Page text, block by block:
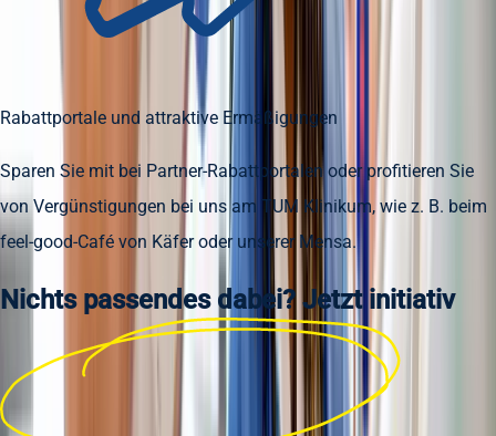
Rabattportale und attraktive Ermäßigungen
Sparen Sie mit bei Partner-Rabattportalen oder profitieren Sie
von Vergünstigungen bei uns am TUM Klinikum, wie z. B. beim
feel-good-Café von Käfer oder unserer Mensa.
Nichts passendes dabei? Jetzt initiativ